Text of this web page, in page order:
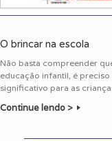
O brincar na escola
Não basta compreender
educação infantil, é
significativo para as
Continue lendo >